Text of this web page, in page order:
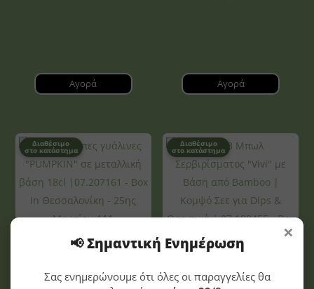
Αγορά Αγορά
Διαθέσιμο
στο κατάστημα
Σετ 4 Κούπες γυάλινες
βάση 18cl |07.207161
Διαθέσιμο
στο κατάστημα
Σετ 3 Μπωλ
×
📢 Σημαντική Ενημέρωση
Σας ενημερώνουμε ότι όλες οι παραγγελίες θα